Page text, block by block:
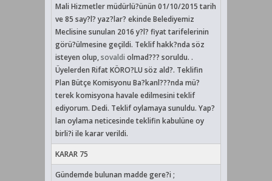
Mali Hizmetler müdürlü?ünün 01/10/2015 tarih
ve 85 say?l? yaz?lar? ekinde Belediyemiz
Meclisine sunulan 2016 y?l? fiyat tarifelerinin
görü?ülmesine geçildi. Teklif hakk?nda söz
isteyen olup,sovaldi olmad??? soruldu. .
Üyelerden Rifat KÖRO?LU söz ald?. Teklifin
Plan Bütçe Komisyonu Ba?kanl???nda mü?
terek komisyona havale edilmesini teklif
ediyorum. Dedi. Teklif oylamaya sunuldu. Yap?
lan oylama neticesinde teklifin kabulüne oy
birli?i ile karar verildi.
KARAR 75
Gündemde bulunan madde gere?i ;